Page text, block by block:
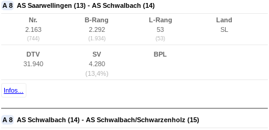
A 8 AS Saarwellingen (13) - AS Schwalbach (14)
Nr.
2.163
(744)
B-Rang
2.292
(1.934)
L-Rang
53
(53)
Land
SL
DTV
31.940
SV
4.280
(13,4%)
BPL
Infos...
A 8 AS Schwalbach (14) - AS Schwalbach/Schwarzenholz (15)